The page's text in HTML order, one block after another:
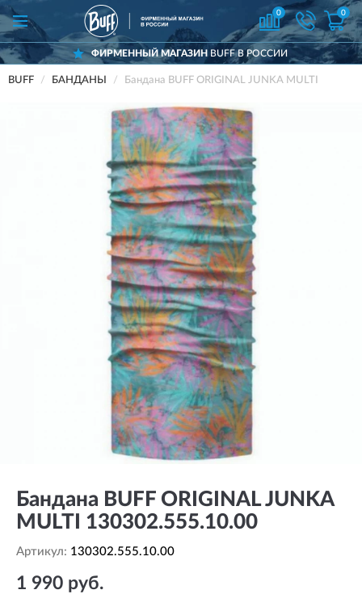
0 0
ФИРМЕННЫЙ МАГАЗИНBUFF В РОССИИ
BUFF БАНДАНЫ Бандана BUFF ORIGINAL JUNKA MULTI
Бандана BUFF ORIGINAL JUNKA
MULTI 130302.555.10.00
Артикул: 130302.555.10.00
1 990 руб.